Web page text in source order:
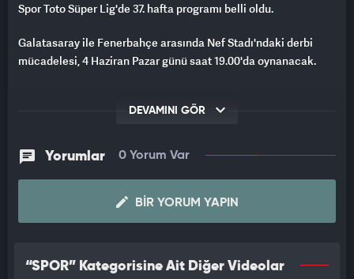
Spor Toto Süper Lig'de 37. hafta programı belli oldu.
Galatasaray ile Fenerbahçe arasında Nef Stadı'ndaki derbi
mücadelesi, 4 Haziran Pazar günü saat 19.00'da oynanacak.
haftanın programı şöyle:
3 Haziran Cumartesi:
16.00 Arabam.com Konyaspor-VavaCars Fatih Karagümrük
(MEDAŞ Konya Büyükşehir)
DEVAMINI GÖR
Yorumlar 0 Yorum Var
BIR YORUM YAPIN
“SPOR” Kategorisine Ait Diğer Videolar